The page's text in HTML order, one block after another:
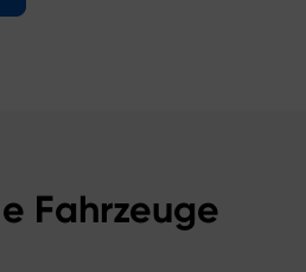
Fahrzeuge